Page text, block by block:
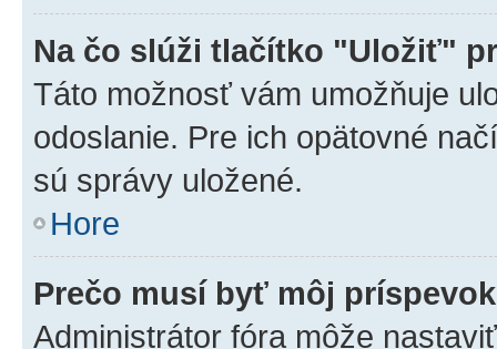
Na čo slúži tlačítko "Uložiť"
Táto možnosť vám umožňuje
odoslanie. Pre ich opätovné
sú správy uložené.
Hore
Prečo musí byť môj
Administrátor fóra môže